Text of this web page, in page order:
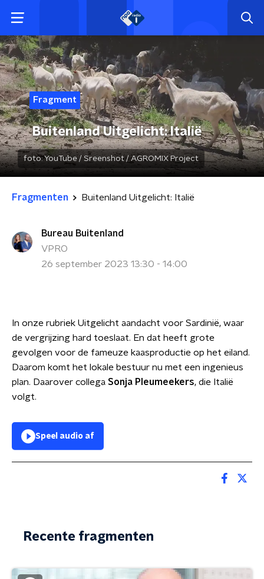
Fragment
Buitenland Uitgelicht: Italië
foto:YouTube / Sreenshot / AGROMIX Project
Fragmenten Buitenland Uitgelicht: Italië
Bureau Buitenland
VPRO
26 september 2023 13:30 - 14:00
In onze rubriek Uitgelicht aandacht voor Sardinië, waar
de vergrijzing hard toeslaat. En dat heeft grote
gevolgen voor de fameuze kaasproductie op het eiland.
Daarom komt het lokale bestuur nu met een ingenieus
plan. Daarover collega Sonja Pleumeekers, die Italië
volgt.
Speel audio af
Recente fragmenten